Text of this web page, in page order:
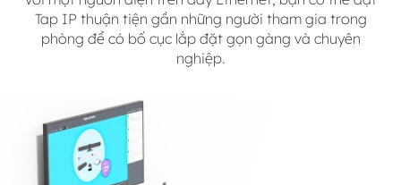
Tap IP thuận tiện gần những người tham gia trong
phòng để có bố cục lắp đặt gọn gàng và chuyên
nghiệp.